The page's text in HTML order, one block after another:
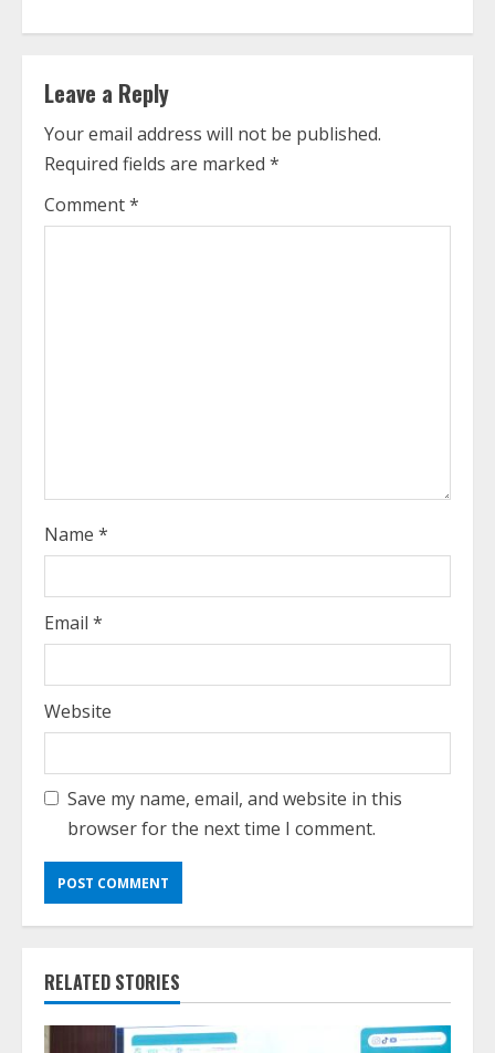
u
e
R
e
Leave a Reply
Your email address will not be published.
Required fields are marked *
Comment*
Name *
Email *
Website
Save my name, email, and website in this
browser for the next time I comment.
RELATED STORIES